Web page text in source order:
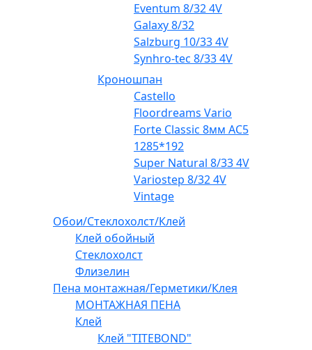
Eventum 8/32 4V
Galaxy 8/32
Salzburg 10/33 4V
Synhro-tec 8/33 4V
Кроношпан
Castello
Floordreams Vario
Forte Classic 8мм AC5
1285*192
Super Natural 8/33 4V
Variostep 8/32 4V
Vintage
Обои/Стеклохолст/Клей
Клей обойный
Стеклохолст
Флизелин
Пена монтажная/Герметики/Клея
МОНТАЖНАЯ ПЕНА
Клей
Клей "TITEBOND"